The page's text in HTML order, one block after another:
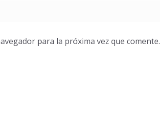
para la próxima vez que comente.